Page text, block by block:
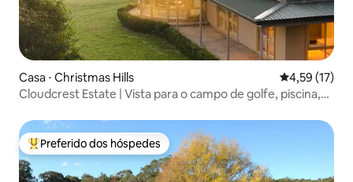
Casa ⋅ Christmas Hills 4,59 de uma
4,59 (17)
Cloudcrest Estate | Vista para o campo de golfe, piscina,
Entre os melhores preferidos dos hóspedes
Preferido dos hóspedes